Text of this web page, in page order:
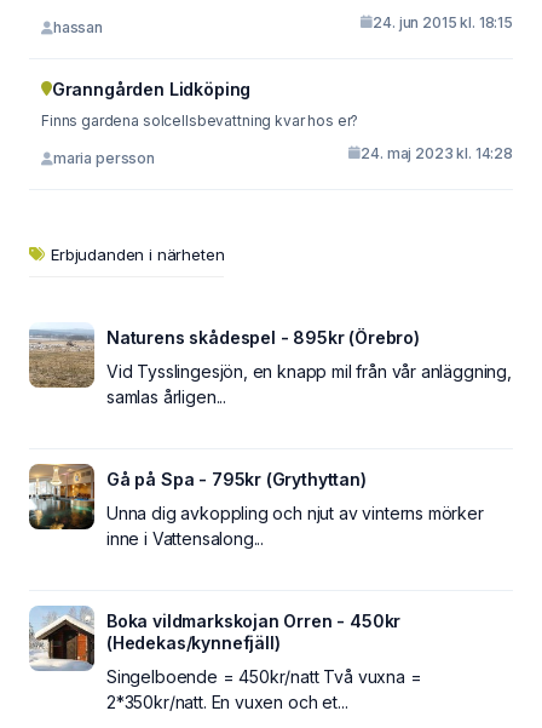
hassan 24. jun 2015 kl. 18:15
Granngården Lidköping
Finns gardena solcellsbevattning kvar hos er?
maria persson 24. maj 2023 kl. 14:28
Erbjudanden i närheten
Naturens skådespel - 895kr (Örebro)
Vid Tysslingesjön, en knapp mil från vår anläggning,
samlas årligen...
Gå på Spa - 795kr (Grythyttan)
Unna dig avkoppling och njut av vinterns mörker
inne i Vattensalong...
Boka vildmarkskojan Orren - 450kr
(Hedekas/kynnefjäll)
Singelboende = 450kr/natt Två vuxna =
2*350kr/natt. En vuxen och et...